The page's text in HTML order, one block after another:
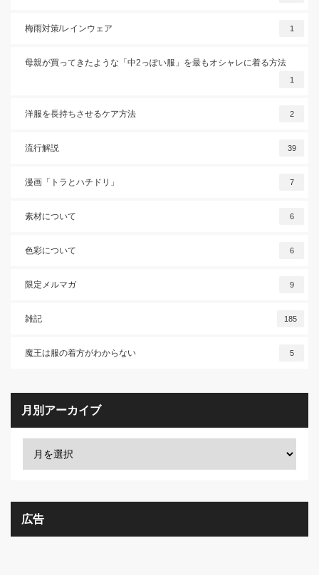
梅雨対策/レインウェア 1
母親が買ってきたような「中2っぽい服」を最もオシャレに着る方法
1
洋服を長持ちさせるケア方法 2
流行解説 39
漫画「トラとハチドリ」 7
素材について 6
色彩について 6
限定メルマガ 9
雑記 185
魔王は服の着方がわからない 5
月別アーカイブ
広告